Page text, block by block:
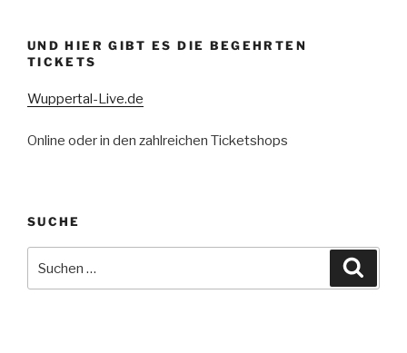
UND HIER GIBT ES DIE BEGEHRTEN
TICKETS
Wuppertal-Live.de
Online oder in den zahlreichen Ticketshops
SUCHE